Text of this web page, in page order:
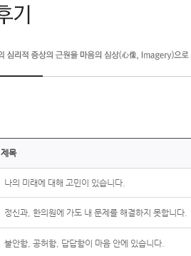
제목
나의 미래에 대해 고민이 있습니다.
정신과, 한의원에 가도 내 문제를 해결하지 못합니다.
불안함, 공허함, 답답함이 마음 안에 있습니다.